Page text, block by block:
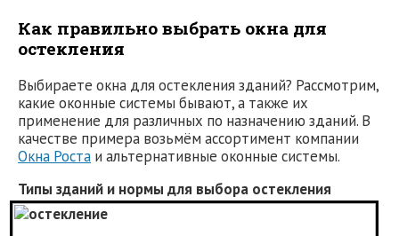
Как правильно выбрать окна для
остекления
Выбираете окна для остекления зданий? Рассмотрим,
какие оконные системы бывают, а также их
применение для различных по назначению зданий. В
качестве примера возьмём ассортимент компании
Окна Роста и альтернативные оконные системы.
Типы зданий и нормы для выбора остекления